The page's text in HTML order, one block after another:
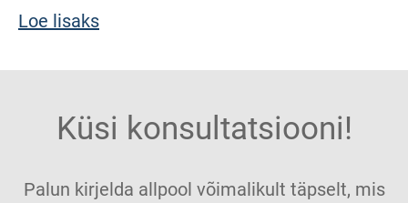
Loe lisaks
Küsi konsultatsiooni!
Palun kirjelda allpool võimalikult täpselt, mis